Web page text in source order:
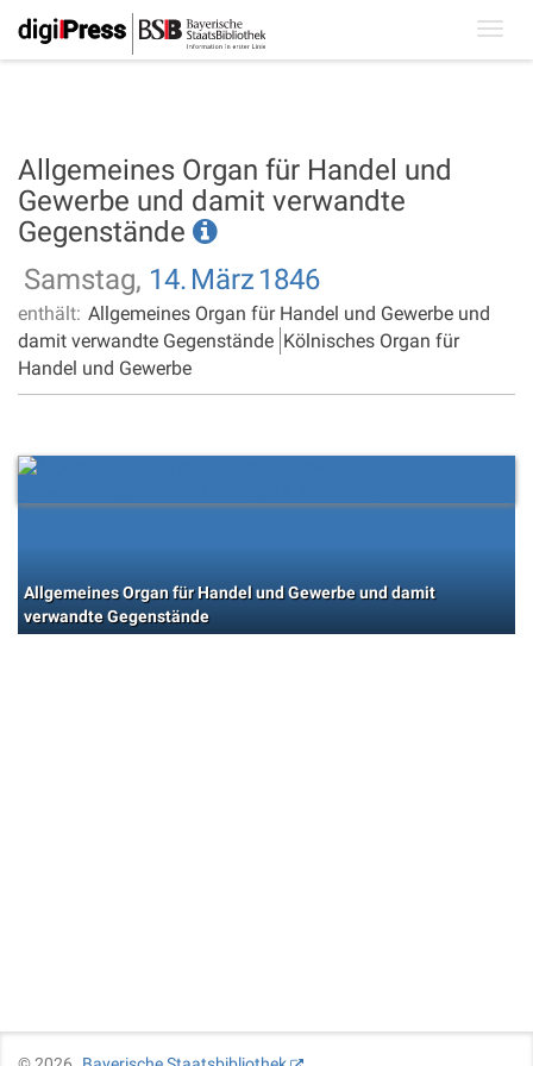
Allgemeines Organ für Handel und
Gewerbe und damit verwandte
Gegenstände
Samstag, 14. März 1846
enthält: Allgemeines Organ für Handel und Gewerbe und
damit verwandte Gegenstände Kölnisches Organ für
Handel und Gewerbe
Allgemeines Organ für Handel und Gewerbe und damit
verwandte Gegenstände